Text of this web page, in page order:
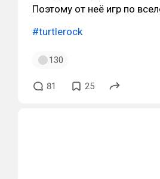
Поэтому от неё игр по
#turtlerock
130
81 25